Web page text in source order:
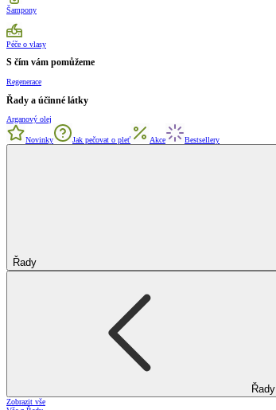
Šampony
Péče o vlasy
S čím vám pomůžeme
Regenerace
Řady a účinné látky
Arganový olej
Novinky Jak pečovat o pleť Akce Bestsellery
Řady
Řady
Zobrazit vše